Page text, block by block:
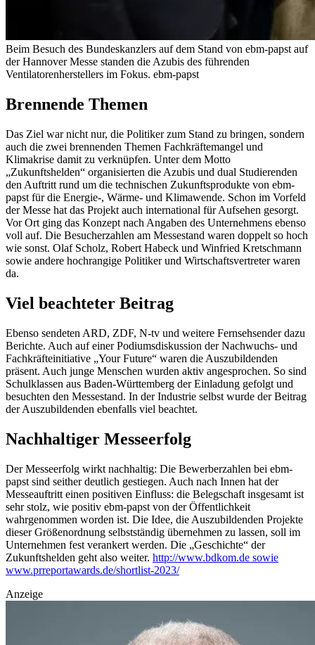
Beim Besuch des Bundeskanzlers auf dem Stand von ebm-papst auf
der Hannover Messe standen die Azubis des führenden
Ventilatorenherstellers im Fokus. ebm-papst
Brennende Themen
Das Ziel war nicht nur, die Politiker zum Stand zu bringen, sondern
auch die zwei brennenden Themen Fachkräftemangel und
Klimakrise damit zu verknüpfen. Unter dem Motto
„Zukunftshelden“ organisierten die Azubis und dual Studierenden
den Auftritt rund um die technischen Zukunftsprodukte von ebm-
papst für die Energie-, Wärme- und Klimawende. Schon im Vorfeld
der Messe hat das Projekt auch international für Aufsehen gesorgt.
Vor Ort ging das Konzept nach Angaben des Unternehmens ebenso
voll auf. Die Besucherzahlen am Messestand waren doppelt so hoch
wie sonst. Olaf Scholz, Robert Habeck und Winfried Kretschmann
sowie andere hochrangige Politiker und Wirtschaftsvertreter waren
da.
Viel beachteter Beitrag
Ebenso sendeten ARD, ZDF, N-tv und weitere Fernsehsender dazu
Berichte. Auch auf einer Podiumsdiskussion der Nachwuchs- und
Fachkräfteinitiative „Your Future“ waren die Auszubildenden
präsent. Auch junge Menschen wurden aktiv angesprochen. So sind
Schulklassen aus Baden-Württemberg der Einladung gefolgt und
besuchten den Messestand. In der Industrie selbst wurde der Beitrag
der Auszubildenden ebenfalls viel beachtet.
Nachhaltiger Messeerfolg
Der Messeerfolg wirkt nachhaltig: Die Bewerberzahlen bei ebm-
papst sind seither deutlich gestiegen. Auch nach Innen hat der
Messeauftritt einen positiven Einfluss: die Belegschaft insgesamt ist
sehr stolz, wie positiv ebm-papst von der Öffentlichkeit
wahrgenommen worden ist. Die Idee, die Auszubildenden Projekte
dieser Größenordnung selbstständig übernehmen zu lassen, soll im
Unternehmen fest verankert werden. Die „Geschichte“ der
Zukunftshelden geht also weiter. http://www.bdkom.de sowie
www.prreportawards.de/shortlist-2023/
Anzeige